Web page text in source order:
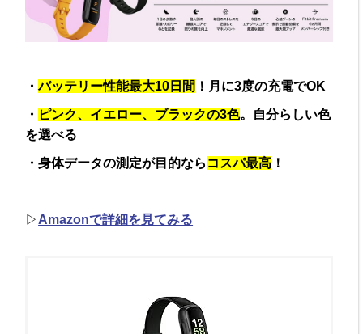
・バッテリー性能最大10日間 ！月に3度の充電でOK
・ ピンク、イエロー、ブラックの3色。自分らしい色
を選べる
・身体データの測定が目的なら コスパ最高 ！
▷ Amazonで詳細を見てみる